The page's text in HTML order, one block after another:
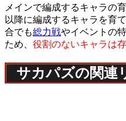
メインで編成するキャラの
以降に編成するキャラを育
合でも総力戦やイベントの
ため、 役割のないキャラは
サカパズの関連